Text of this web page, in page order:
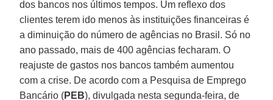
dos bancos nos últimos tempos. Um reflexo dos
clientes terem ido menos às instituições financeiras é
a diminuição do número de agências no Brasil. Só no
ano passado, mais de 400 agências fecharam. O
reajuste de gastos nos bancos também aumentou
com a crise. De acordo com a Pesquisa de Emprego
Bancário (PEB), divulgada nesta segunda-feira, de